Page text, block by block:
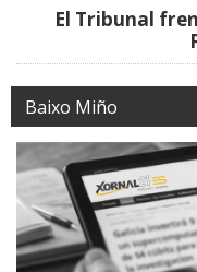
El Tribunal
Baixo Miño